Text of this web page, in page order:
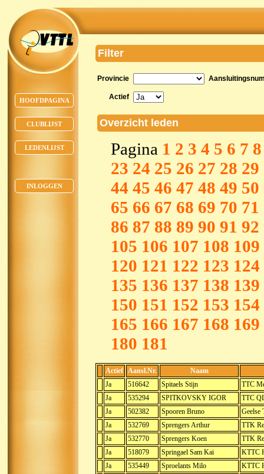
HOOFDPAGINA
CLUBLIJST
LEDENLIJST
INLOGGEN
Filter
Provincie
Actief
Overzicht leden
Pagina 1 2 3 4 5 6 7 8
23 24 25 26 27 28 29
44 45 46 47 48 49 50
65 66 67 68 69 70 71
86 87 88 89 90 91 92
105 106 107 108 109
120 121 122 123 124
135 136 137 138 139
150 151 152 153 154
165 166 167 168 169
180 181
Actief Aansl.Nr.
Naam
Ja
516642 Spitaels Stijn
TTC
Ja
535294 SPITKOVSKY IGOR
TTC
Ja
502382 Spooren Bruno
Geelse
Ja
532769 Sprengers Arthur
TTK
Ja
532770 Sprengers Koen
TTK
Ja
518079 Springael Sam Kai
KTTC
Ja
535449 Sproelants Milo
KTTC